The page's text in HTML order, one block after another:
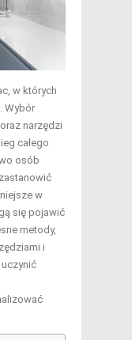
w których
Wybór
narzędzi
całego
osób
w
się pojawić
metody,
i